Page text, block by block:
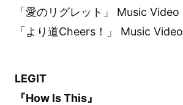
「愛のリグレット」 Music Video
「より道Cheers！」 Music Video
LEGIT
『How Is This』